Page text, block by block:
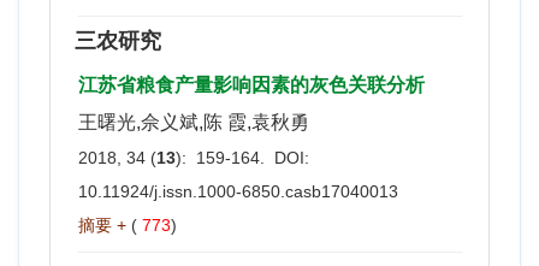
三农研究
江苏省粮食产量影响因素的灰色关联分析
王曙光,佘义斌,陈 霞,袁秋勇
2018, 34 (13): 159-164. DOI:
10.11924/j.issn.1000-6850.casb17040013
摘要 + ( 773)